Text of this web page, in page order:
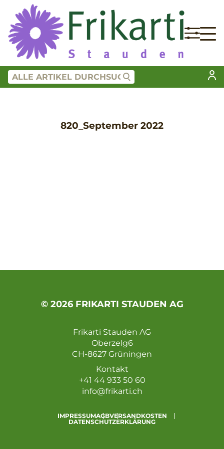
820_September 2022
© 2026 FRIKARTI STAUDEN AG
Frikarti Stauden AG
Oberzelg6
CH-8627 Grüningen
Kontakt
+41 44 933 50 60
info@frikarti.ch
IMPRESSUMAGBVERSANDKOSTEN
DATENSCHUTZERKLÄRUNG